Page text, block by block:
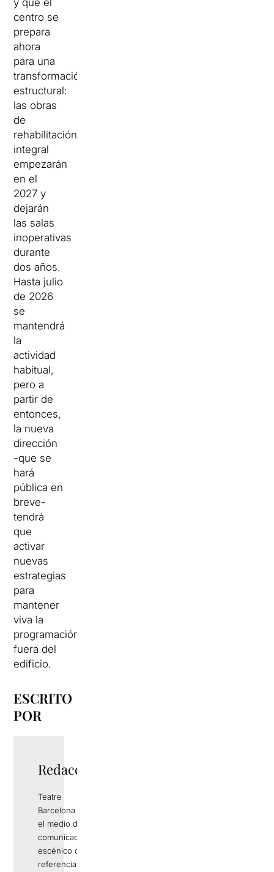
y que el
centro se
prepara
ahora
para una
transformación
estructural:
las obras
de
rehabilitación
integral
empezarán
en el
2027 y
dejarán
las salas
inoperativas
durante
dos años.
Hasta julio
de 2026
se
mantendrá
la
actividad
habitual,
pero a
partir de
entonces,
la nueva
dirección
-que se
hará
pública en
breve-
tendrá
que
activar
nuevas
estrategias
para
mantener
viva la
programación
fuera del
edificio.
ESCRITO
POR
Redacció
Teatre
Barcelona es
el medio de
comunicación
escénico de
referencia en